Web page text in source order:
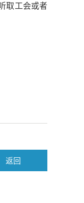
取工会或者
返回